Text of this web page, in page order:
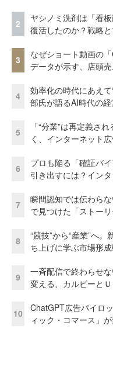
2
ヤシノミ洗剤は「看
復活したのか？戦略
3
なぜショート動画の
データが示す、店頭
4
効率化の時代にあえ
部氏が語るAI時代の
5
「“分業”は再定義さ
く、インターネット
6
プロも陥る「確証バ
引き出すには？イン
7
瞬間認知では伝わら
で見つけた「ストーリ
8
“競技”から“産業”へ
ち上げに学ぶ市場形
9
一斉配信で終わらせ
変える、カルビーと
10
ChatGPT広告パイロ
ィック・コマース」